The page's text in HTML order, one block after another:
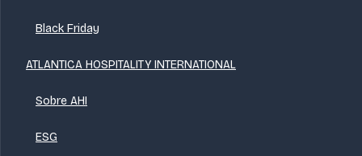
Black Friday
ATLANTICA HOSPITALITY INTERNATIONAL
Sobre AHI
ESG